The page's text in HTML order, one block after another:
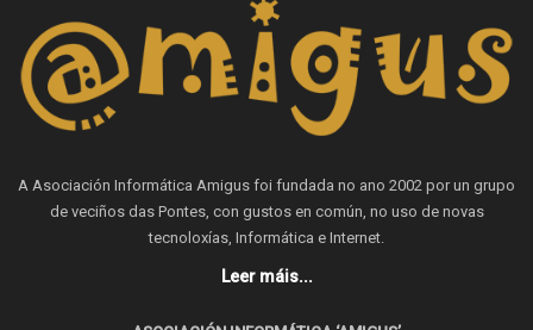
A Asociación Informática Amigus foi fundada no ano 2002 por un grupo
de veciños das Pontes, con gustos en común, no uso de novas
tecnoloxías, Informática e Internet.
Leer máis...